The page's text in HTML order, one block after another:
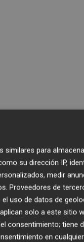
para
su dirección IP,
medir
Proveedores de
uso de datos de
solo a este sitio
consentimiento; tiene
en